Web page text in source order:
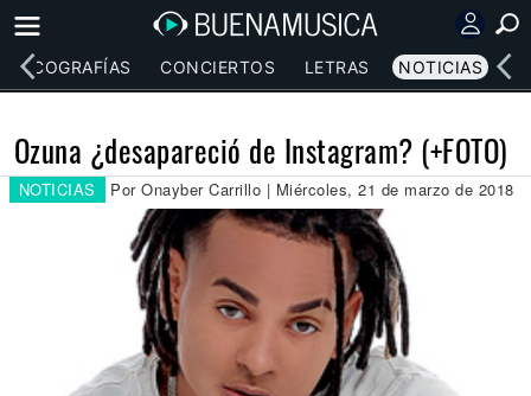
DISCOGRAFÍAS CONCIERTOS LETRAS NOTICIAS
Ozuna ¿desapareció de Instagram? (+FOTO)
NOTICIAS Por Onayber Carrillo | Miércoles, 21 de marzo de 2018